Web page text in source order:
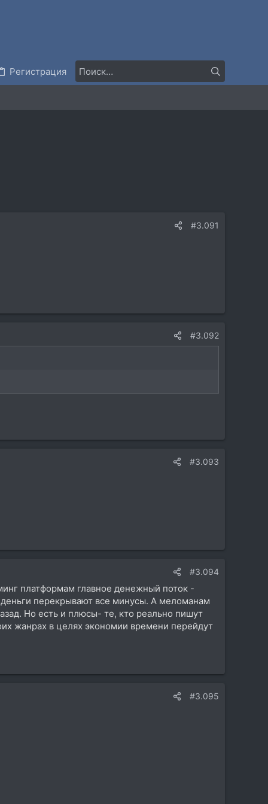
Регистрация
#3.091
#3.092
#3.093
#3.094
платформам главное денежный поток -
перекрывают все минусы. А меломанам
Но есть и плюсы- те, кто реально пишут
жанрах в целях экономии времени перейдут
#3.095